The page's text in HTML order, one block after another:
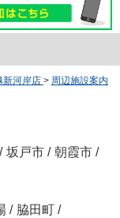
河岸店 > 周辺施設案内
/ 坂戸市 / 朝霞市 /
/ 脇田町 /